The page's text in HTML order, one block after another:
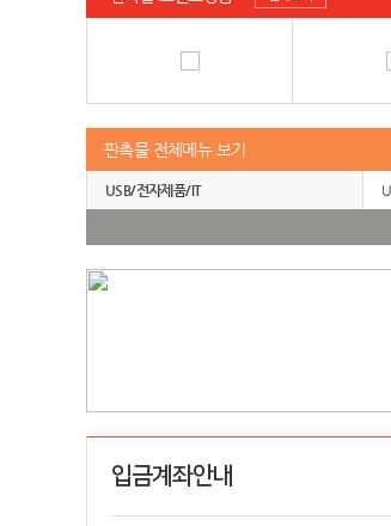
판촉물 전체메뉴 보기
USB/전자제품/IT
입금계좌안내